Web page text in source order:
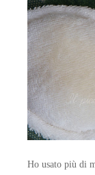
Ho usato più di